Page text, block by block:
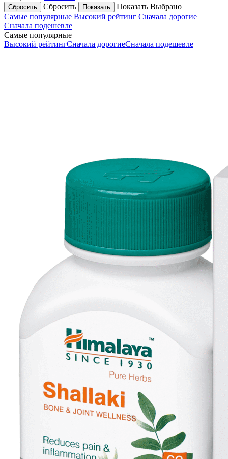
Сбросить
Показать Выбрано
Самые популярные Высокий рейтинг Сначала дорогие
Сначала подешевле
Самые популярные
Высокий рейтингСначала дорогиеСначала подешевле